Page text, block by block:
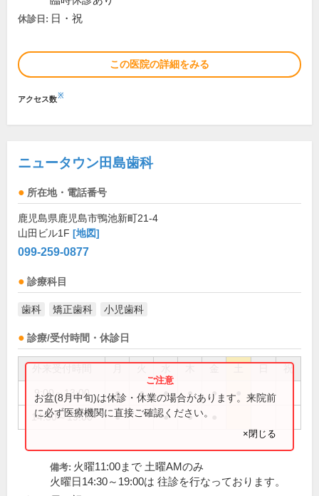
休診日: 日・祝
この医院の詳細をみる
アクセス数※
ニュータウン田島歯科
所在地・電話番号
鹿児島県鹿児島市鴨池新町21-4
山田ビル1F [地図]
099-259-0877
診療科目
歯科 矯正歯科 小児歯科
診療/受付時間・休診日
祝
9:00～13:00 ● ● ● ● ●
14:30～19:00 ● ● ●
お盆(8月中旬)は休診・休業の場合があります。来院前
に必ず医療機関に直接ご確認ください。
×閉じる
備考: 火曜11:00まで 土曜AMのみ
火曜日14:30～19:00は 往診を行なっております。